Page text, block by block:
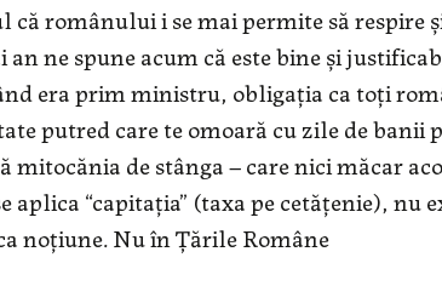
că românului i se mai permite să respire
ne spune acum că este bine și
era prim ministru, obligația ca toți
putred care te omoară cu zile de banii
mitocănia de stânga – care nici măcar
“capitația” (taxa pe cetățenie), nu
noțiune. Nu în Țările Române